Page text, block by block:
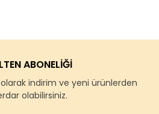
ABONELİĞİ
indirim ve yeni ürünlerden
olabilirsiniz.